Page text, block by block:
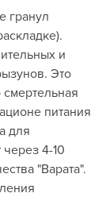
гранул
и
Это
питания
для
через 4-10
"Варата".